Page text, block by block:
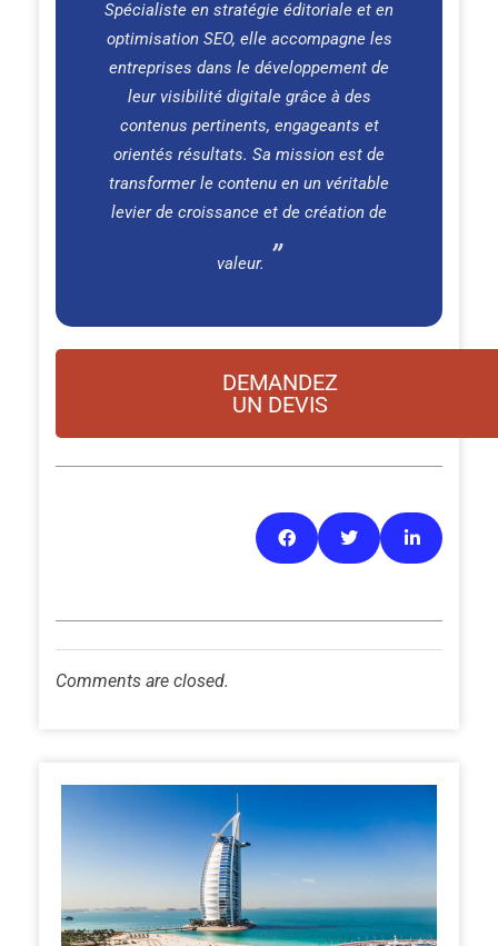
Spécialiste en stratégie éditoriale et en
optimisation SEO, elle accompagne les
entreprises dans le développement de
leur visibilité digitale grâce à des
contenus pertinents, engageants et
orientés résultats. Sa mission est de
transformer le contenu en un véritable
levier de croissance et de création de
valeur.
DEMANDEZ
UN DEVIS
Comments are closed.